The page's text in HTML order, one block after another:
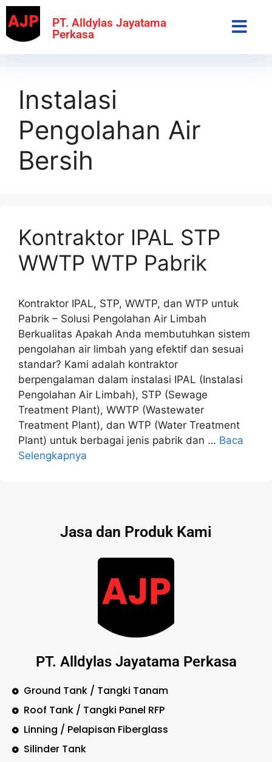
PT. Alldylas Jayatama
Perkasa
Instalasi
Pengolahan Air
Bersih
Kontraktor IPAL STP
WWTP WTP Pabrik
Kontraktor IPAL, STP, WWTP, dan WTP untuk
Pabrik – Solusi Pengolahan Air Limbah
Berkualitas Apakah Anda membutuhkan sistem
pengolahan air limbah yang efektif dan sesuai
standar? Kami adalah kontraktor
berpengalaman dalam instalasi IPAL (Instalasi
Pengolahan Air Limbah), STP (Sewage
Treatment Plant), WWTP (Wastewater
Treatment Plant), dan WTP (Water Treatment
Plant) untuk berbagai jenis pabrik dan … Baca
Selengkapnya
Jasa dan Produk Kami
PT. Alldylas Jayatama Perkasa
Ground Tank / Tangki Tanam
Roof Tank / Tangki Panel RFP
Linning / Pelapisan Fiberglass
Silinder Tank